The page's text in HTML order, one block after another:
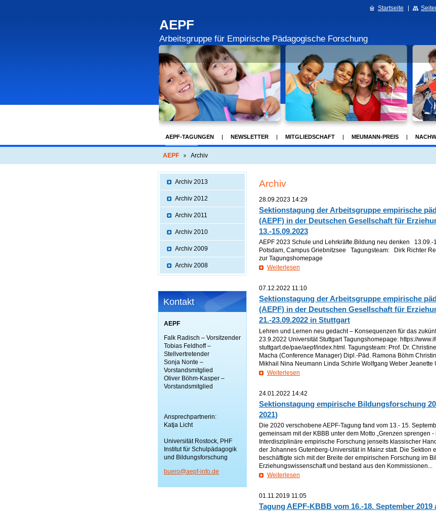
AEPF
Arbeitsgruppe für Empirische Pädagogische Forschung
AEPF-TAGUNGEN NEWSLETTER MITGLIEDSCHAFT MEUMANN-PREIS
ARCHIV
AEPF Archiv
Archiv
28.09.2023 14:29
Sektionstagung der Arbeitsgruppe empirische
(AEPF) in der Deutschen Gesellschaft für
13.-15.09.2023
AEPF 2023 Schule und Lehrkräfte.Bildung neu denken 13.09.-
Potsdam, Campus Griebnitzsee Tagungsteam: Dirk Richter
zur Tagungshomepage
Weiterlesen
07.12.2022 11:10
Sektionstagung der Arbeitsgruppe empirische
(AEPF) in der Deutschen Gesellschaft für
21.-23.09.2022 in Stuttgart
Lehren und Lernen neu gedacht – Konsequenzen für das
23.9.2022 Universität Stuttgart Tagungshomepage: https://
stuttgart.de/pae/aepf/index.html. Tagungsteam: Prof. Dr.
Macha (Conference Manager) Dipl.-Päd. Ramona Böhm
Mikhail Nina Neumann Linda Schirle Wolfgang Weber Jeanette
Weiterlesen
24.01.2022 14:42
Sektionstagung empirische Bildungsforschung
2021)
Die 2020 verschobene AEPF-Tagung fand vom 13.- 15.
gemeinsam mit der KBBB unter dem Motto „Grenzen sprengen
Interdisziplinäre empirische Forschung jenseits klassischer
der Johannes Gutenberg-Universität in Mainz statt. Die Sektion
beschäftigte sich mit der Breite der empirischen Forschung im
Erziehungswissenschaft und bestand aus den Kommissionen...
Weiterlesen
01.11.2019 11:05
Tagung AEPF-KBBB vom 16.-18. September
Archiv 2013
Archiv 2012
Archiv 2011
Archiv 2010
Archiv 2009
Archiv 2008
Kontakt
AEPF
Falk Radisch – Vorsitzender
Tobias Feldhoff –
Stellvertretender
Sonja Nonte –
Vorstandsmitglied
Oliver Böhm-Kasper –
Vorstandsmitglied
Ansprechpartnerin:
Katja Licht
Universität Rostock, PHF
Institut für Schulpädagogik
und Bildungsforschung
buero@aepf-info.de
Startseite